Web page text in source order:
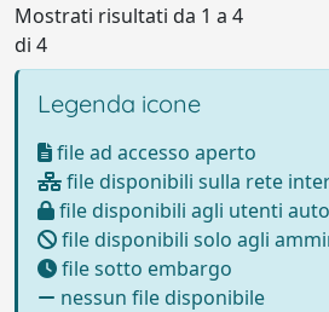
Mostrati risultati da 1 a 4
di 4
Legenda icone
file ad accesso aperto
file disponibili sulla rete
file disponibili agli utenti
file disponibili solo agli
file sotto embargo
nessun file disponibile